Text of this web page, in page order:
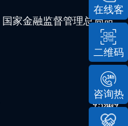
在线客
服
二维码
咨询热
线
国家金融监督管理总局
95509
95509